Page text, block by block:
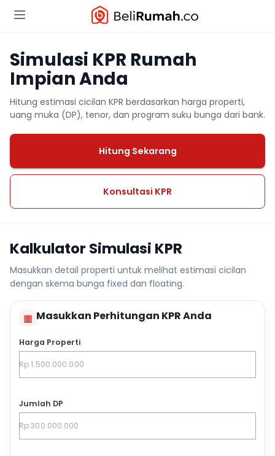
Simulasi KPR Rumah
Impian Anda
Hitung estimasi cicilan KPR berdasarkan harga properti,
uang muka (DP), tenor, dan program suku bunga dari bank.
Hitung Sekarang
Konsultasi KPR
Kalkulator Simulasi KPR
Masukkan detail properti untuk melihat estimasi cicilan
dengan skema bunga fixed dan floating.
▦ Masukkan Perhitungan KPR Anda
Harga Properti
Jumlah DP